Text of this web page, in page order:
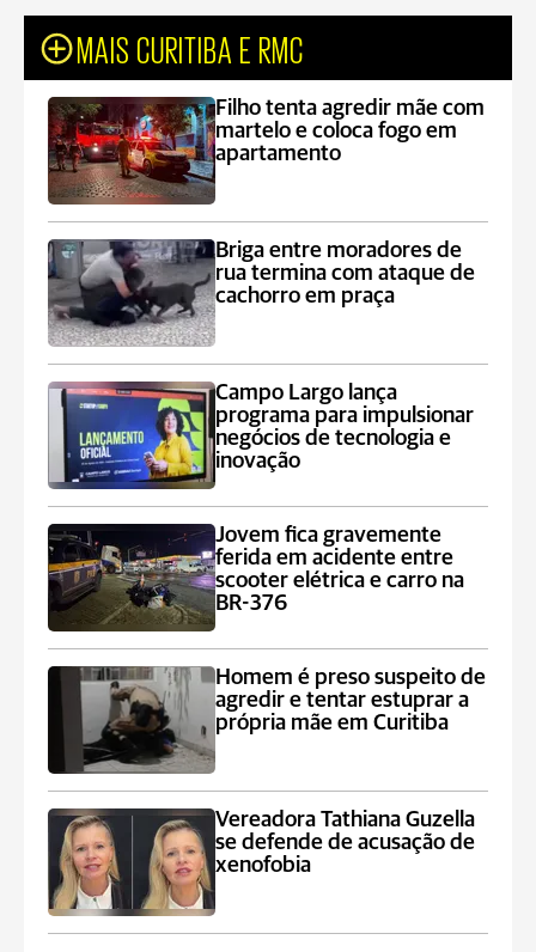
MAIS CURITIBA E RMC
Filho tenta agredir mãe com
martelo e coloca fogo em
apartamento
Briga entre moradores de
rua termina com ataque de
cachorro em praça
Campo Largo lança
programa para impulsionar
negócios de tecnologia e
inovação
Jovem fica gravemente
ferida em acidente entre
scooter elétrica e carro na
BR-376
Homem é preso suspeito de
agredir e tentar estuprar a
própria mãe em Curitiba
Vereadora Tathiana Guzella
se defende de acusação de
xenofobia